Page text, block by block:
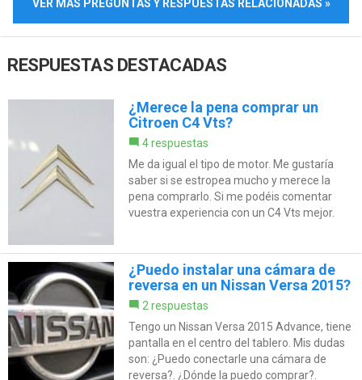
VER MÁS PREGUNTAS Y RESPUESTAS RELACIONADAS »
RESPUESTAS DESTACADAS
¿Merece la pena comprar un
Citroen C4 Vts?
4 respuestas
Me da igual el tipo de motor. Me gustaría
saber si se estropea mucho y merece la
pena comprarlo. Si me podéis comentar
vuestra experiencia con un C4 Vts mejor.
¿Puedo instalar una cámara de
reversa en un Nissan Versa 2015?
2 respuestas
Tengo un Nissan Versa 2015 Advance, tiene
pantalla en el centro del tablero. Mis dudas
son: ¿Puedo conectarle una cámara de
reversa?. ¿Dónde la puedo comprar?.